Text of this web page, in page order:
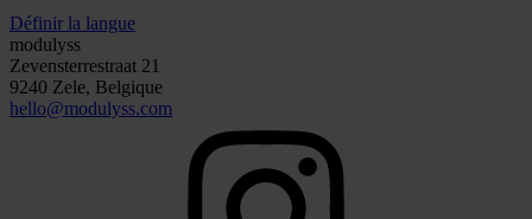
Définir la langue
modulyss
Zevensterrestraat 21
9240 Zele, Belgique
hello@modulyss.com